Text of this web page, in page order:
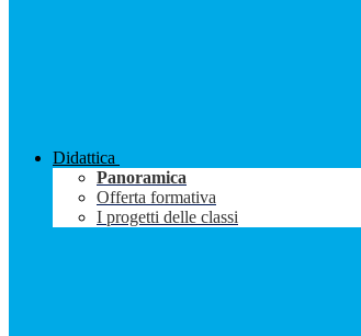
Didattica
Panoramica
Offerta formativa
I progetti delle classi